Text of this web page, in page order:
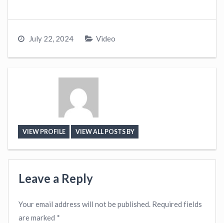
July 22, 2024 Video
VIEW PROFILE VIEW ALL POSTS BY
Leave a Reply
Your email address will not be published. Required fields
are marked *